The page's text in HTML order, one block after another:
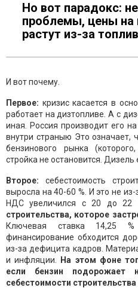
Но вот парадокс:
проблемы, цены на
растут из-за
И вот почему.
Первое: кризис касается в
работает на дизтопливе. А с
иная. Россия производит его
внутри страныю Это означает,
бензинового рынка
стройка не остановится. Дизель
Второе: себестоимость
выросла на 40-60 %. И это не
НДС увеличился с 20 до
строительства, которое
Ключевая ставка 14,25 %
финансирование обходится
из-за дефицита кадров.
и инфляции.
На этом фоне
если бензин
себестоимости строительства